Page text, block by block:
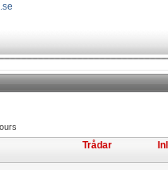
Trådar